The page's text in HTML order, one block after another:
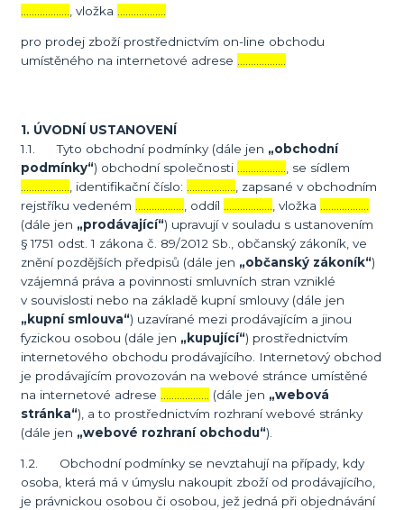
, vložka
pro prodej zboží prostřednictvím on-line obchodu
umístěného na internetové adrese
1. ÚVODNÍ USTANOVENÍ
1.1. Tyto obchodní podmínky (dále jen „obchodní
podmínky“) obchodní společnosti
, se sídlem
, identifikační číslo:
, zapsané v obchodním
rejstříku vedeném
, oddíl , vložka
(dále jen „prodávající“) upravují v souladu s ustanovením
§ 1751 odst. 1 zákona č. 89/2012 Sb., občanský zákoník, ve
znění pozdějších předpisů (dále jen „občanský zákoník“)
vzájemná práva a povinnosti smluvních stran vzniklé
v souvislosti nebo na základě kupní smlouvy (dále jen
„kupní smlouva“) uzavírané mezi prodávajícím a jinou
fyzickou osobou (dále jen „kupující“) prostřednictvím
internetového obchodu prodávajícího. Internetový obchod
je prodávajícím provozován na webové stránce umístěné
na internetové adrese
(dále jen „webová
stránka“), a to prostřednictvím rozhraní webové stránky
(dále jen „webové rozhraní obchodu“).
1.2. Obchodní podmínky se nevztahují na případy, kdy
osoba, která má v úmyslu nakoupit zboží od prodávajícího,
je právnickou osobou či osobou, jež jedná při objednávání